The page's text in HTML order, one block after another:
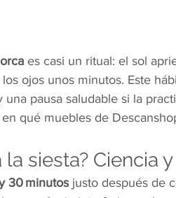
es casi un ritual: el sol
ojos unos minutos. Este
una pausa saludable si la
qué muebles de
la siesta? Ciencia
30 minutos justo después de